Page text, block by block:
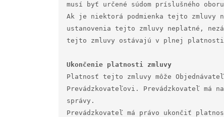
musí byť určené súdom príslušného
Ak je niektorá podmienka tejto zmluvy
ustanovenia tejto zmluvy neplatné,
tejto zmluvy ostávajú v plnej
Platnosť tejto zmluvy môže
Prevádzkovateľovi. Prevádzkovateľ má
správy.
Prevádzkovateľ má právo ukončiť